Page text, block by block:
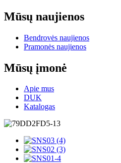
Mūsų naujienos
Bendrovės naujienos
Pramonės naujienos
Mūsų įmonė
Apie mus
DUK
Katalogas